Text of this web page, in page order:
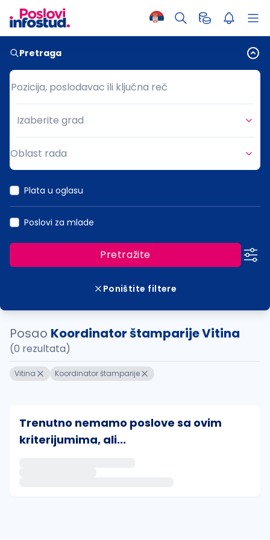
Pretraga
Pozicija, poslodavac ili ključna reč
Pozicija, poslodavac ili ključna reč
Grad
Izaberite grad
Oblast rada
Plata u oglasu
Poslovi za mlade
Pretražite
Poništite filtere
Posao Koordinator štamparije Vitina
(0 rezultata)
Vitina Koordinator štamparije
Trenutno nemamo poslove sa ovim
kriterijumima, ali...